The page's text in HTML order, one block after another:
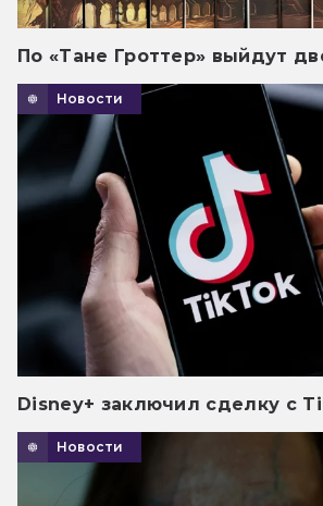
По «Тане Гроттер» выйдут
Новости
Disney+ заключил сделку с
Новости